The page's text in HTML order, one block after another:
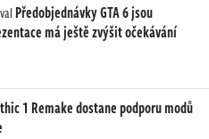
Předobjednávky GTA 6 jsou
má ještě zvýšit očekávání
1 Remake dostane podporu modů